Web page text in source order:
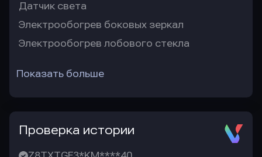
Датчик света
Электрообогрев боковых зеркал
Электрообогрев лобового стекла
Показать больше
Проверка истории